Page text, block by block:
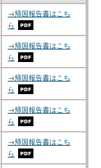
→帰国報告書はこち
ら
→帰国報告書はこち
ら
→帰国報告書はこち
ら
→帰国報告書はこち
ら
→帰国報告書はこち
ら